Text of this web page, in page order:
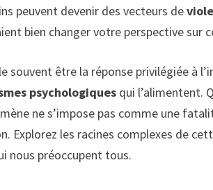
peuvent devenir des vecteurs de
bien changer votre perspective sur
souvent être la réponse privilégiée à
psychologiques qui l’alimentent.
ne s’impose pas comme une
Explorez les racines complexes de
nous préoccupent tous.